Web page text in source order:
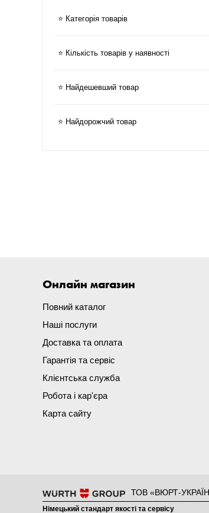
⭐ Категорія товарів
⭐ Кількість товарів у наявності
⭐ Найдешевший товар
⭐ Найдорожчий товар
Онлайн магазин
Повний каталог
Наші послуги
Доставка та оплата
Гарантія та сервіс
Клієнтська служба
Робота і кар'єра
Карта сайту
ТОВ «ВЮРТ-
Німецький стандарт якості та сервісу